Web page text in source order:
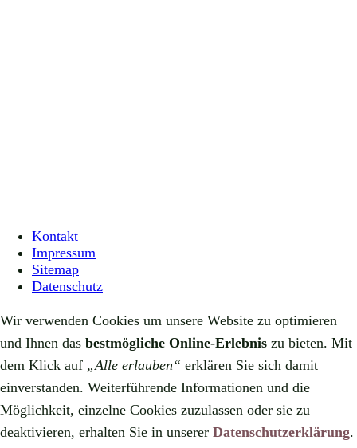
Kontakt
Impressum
Sitemap
Datenschutz
Wir verwenden Cookies um unsere Website zu optimieren
und Ihnen das bestmögliche Online-Erlebnis zu bieten. Mit
dem Klick auf „Alle erlauben“ erklären Sie sich damit
einverstanden. Weiterführende Informationen und die
Möglichkeit, einzelne Cookies zuzulassen oder sie zu
deaktivieren, erhalten Sie in unserer Datenschutzerklärung.